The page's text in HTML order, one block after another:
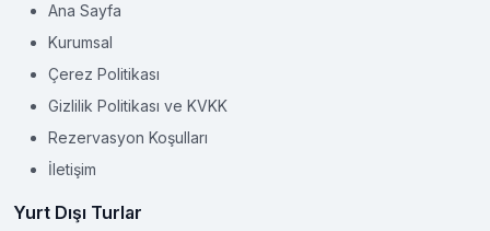
Ana Sayfa
Kurumsal
Çerez Politikası
Gizlilik Politikası ve KVKK
Rezervasyon Koşulları
İletişim
Yurt Dışı Turlar